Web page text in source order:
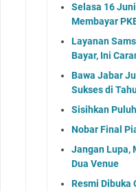
Selasa 16
Membayar
Layanan
Bayar, Ini
Bawa Jabar
Sukses di
Sisihkan
Nobar Final
Jangan Lupa,
Dua Venue
Resmi Dibuka